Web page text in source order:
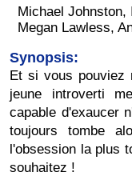
Michael Johnston,
Megan Lawless,
Synopsis:
Et si vous
jeune introverti
capable d'exaucer
toujours tombe
l'obsession la plus
souhaitez !